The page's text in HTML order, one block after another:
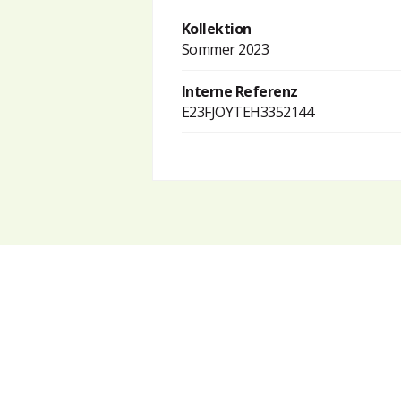
Kollektion
Sommer 2023
Interne Referenz
E23FJOYTEH3352144